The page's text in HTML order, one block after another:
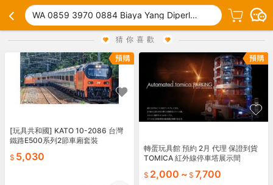
WA 0859 3970 0884 Biaya Yang Diperlukan Untuk Bikin Pintu Pagar Hidrolik Murah Gemolong Sragen
猜你喜歡
[玩具共和國] KATO 10-2086 台灣
鐵路E500系列2節車廂套裝
5,030
轉蛋玩具館 預約 2月 代理 保證到貨
TOMICA 紅外線停車塔展示間
2,000 ~ 7,700